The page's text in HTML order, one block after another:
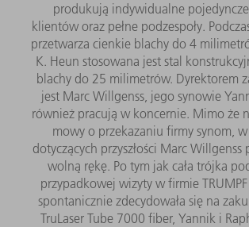
produkują indywidualne
klientów oraz pełne podzespoły.
przetwarza cienkie blachy do 4
K. Heun stosowana jest stal
blachy do 25 milimetrów. Dyrektorem
jest Marc Willgenss, jego synowie
również pracują w koncernie. Mimo że
mowy o przekazaniu firmy synom,
dotyczących przyszłości Marc Willgenss
wolną rękę. Po tym jak cała trójka
przypadkowej wizyty w firmie
spontanicznie zdecydowała się na
TruLaser Tube 7000 fiber, Yannik i